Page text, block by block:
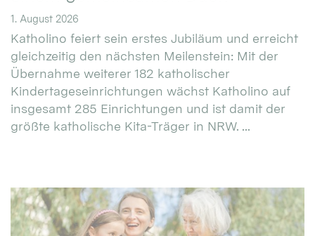
1. August 2026
Katholino feiert sein erstes Jubiläum und erreicht
gleichzeitig den nächsten Meilenstein: Mit der
Übernahme weiterer 182 katholischer
Kindertageseinrichtungen wächst Katholino auf
insgesamt 285 Einrichtungen und ist damit der
größte katholische Kita-Träger in NRW. ...